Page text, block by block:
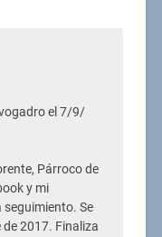
el 7/9/
Párroco de
y mi
seguimiento. Se
2017. Finaliza